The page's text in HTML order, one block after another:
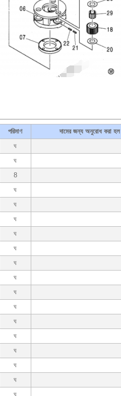
পরিমাণ
দামের জন্য অনুরোধ করা হল
ঘ
ঘ
8
ঘ
ঘ
ঘ
ঘ
ঘ
ঘ
ঘ
ঘ
ঘ
ঘ
ঘ
ঘ
ঘ
ঘ
ঘ